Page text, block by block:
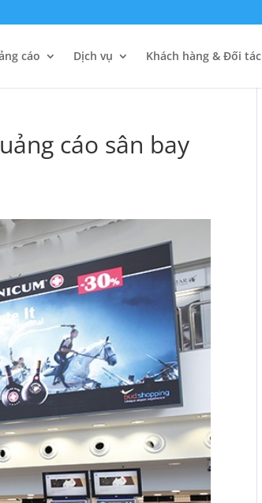
cáo Dịch vụ Khách hàng & Đối tác
cáo sân bay